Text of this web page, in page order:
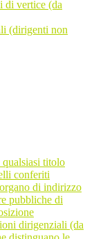
di vertice (da
(dirigenti non
titolo
conferiti
di indirizzo
pubbliche di
dirigenziali (da